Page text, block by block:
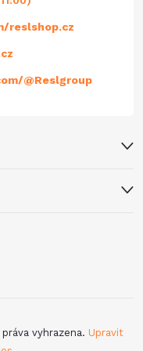
reslshop.cz
@Reslgroup
vyhrazena. Upravit